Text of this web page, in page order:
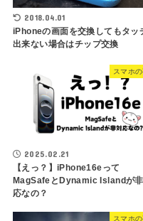
2018.04.01
iPhoneの画面を交換してもタッ
出来ない場合はチップ交換
スマホ
2025.02.21
【えっ？】iPhone16eって
MagSafeとDynamic Islandが
応なの？
スマホ